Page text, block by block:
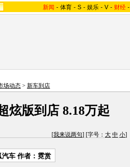
新闻 - 体育 - S - 娱乐 - V - 财经 -
场动态 > 新车到店
炫版到店 8.18万起
[我来说两句] [字号： 大 中 小]
汽车 作者：霓赏